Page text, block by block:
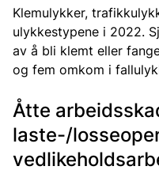
Klemulykker,
ulykkestypene i 2022.
av å bli klemt eller
og fem omkom i
Åtte
laste-/